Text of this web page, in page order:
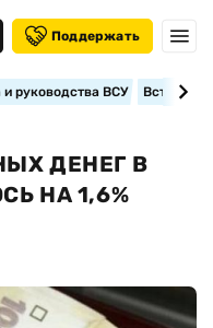
Поддержать
и руководства ВСУ
ДЕНЕГ В
НА 1,6%